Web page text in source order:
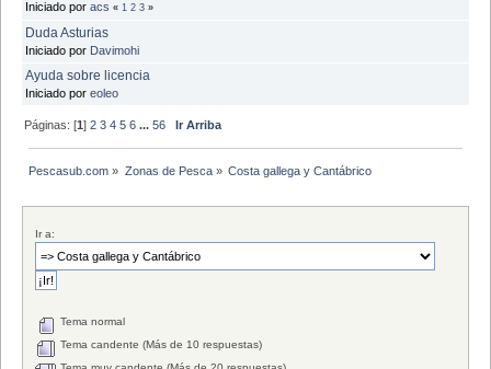
Iniciado por acs « 1 2 3 »
Duda Asturias
Iniciado por Davimohi
Ayuda sobre licencia
Iniciado por eoleo
Páginas: [1]2 3 4 5 6 ...56 Ir Arriba
Pescasub.com » Zonas de Pesca» Costa gallega y Cantábrico
Ir a:
Tema normal
Tema candente (Más de 10 respuestas)